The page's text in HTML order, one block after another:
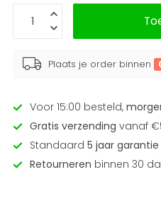
Plaats je order binnen
Voor 15:00 besteld,
Gratis verzending vanaf
Standaard5 jaar garantie
Retourneren binnen 30